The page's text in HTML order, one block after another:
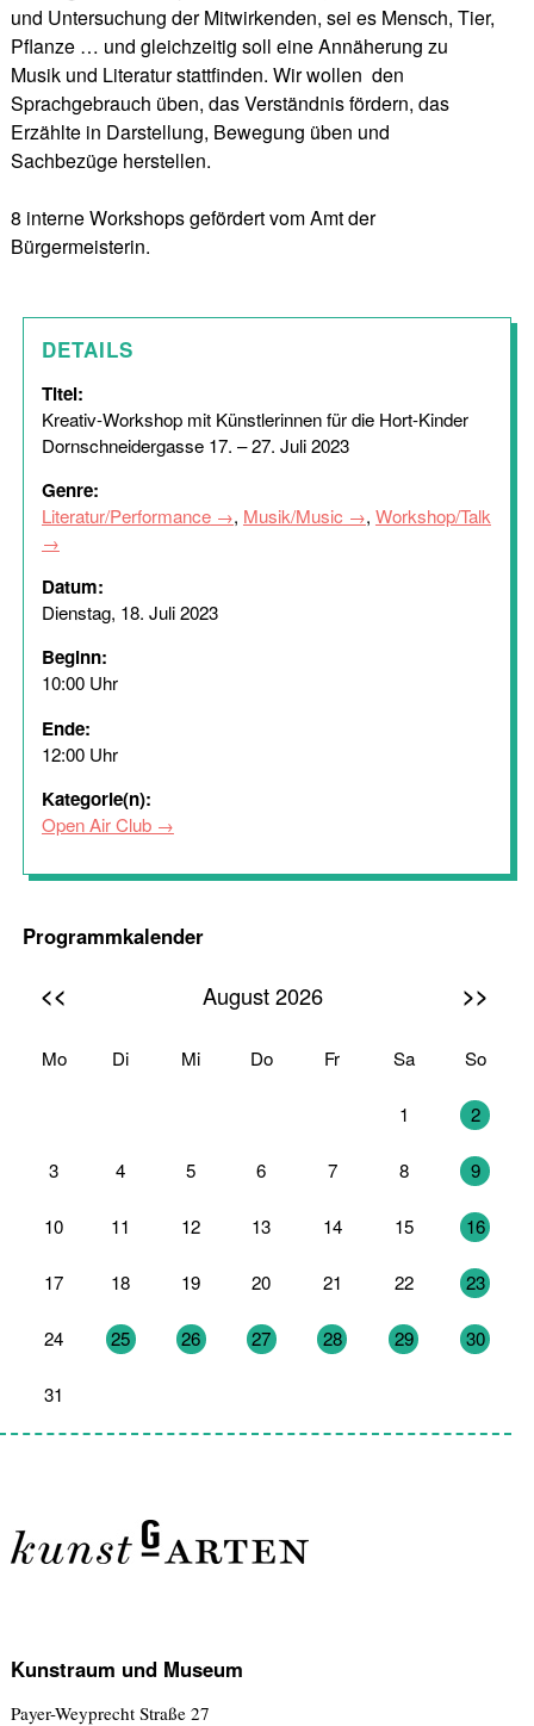
und Untersuchung der Mitwirkenden, sei es Mensch, Tier,
Pflanze … und gleichzeitig soll eine Annäherung zu
Musik und Literatur stattfinden. Wir wollen den
Sprachgebrauch üben, das Verständnis fördern, das
Erzählte in Darstellung, Bewegung üben und
Sachbezüge herstellen.
8 interne Workshops gefördert vom Amt der
Bürgermeisterin.
DETAILS
Titel:
Kreativ-Workshop mit Künstlerinnen für die Hort-Kinder
Dornschneidergasse 17. – 27. Juli 2023
Genre:
Literatur/Performance , Musik/Music , Workshop/Talk
Datum:
Dienstag, 18. Juli 2023
Beginn:
10:00 Uhr
Ende:
12:00 Uhr
Kategorie(n):
Open Air Club
Programmkalender
<< August 2026 >>
Mo Di Mi Do Fr Sa So
1 2
3 4 5 6 7 8 9
10 11 12 13 14 15 16
17 18 19 20 21 22 23
24 25 26 27 28 29 30
31
Kunstraum und Museum
Payer-Weyprecht Straße 27